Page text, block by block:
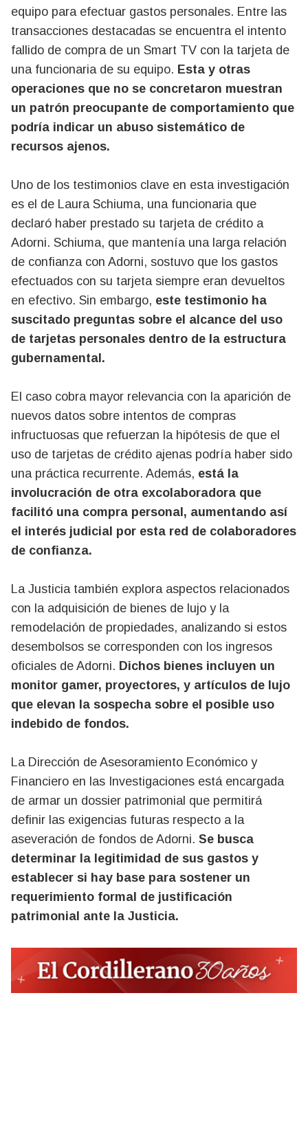
equipo para efectuar gastos personales. Entre las
transacciones destacadas se encuentra el intento
fallido de compra de un Smart TV con la tarjeta de
una funcionaria de su equipo. Esta y otras
operaciones que no se concretaron muestran
un patrón preocupante de comportamiento que
podría indicar un abuso sistemático de
recursos ajenos.
Uno de los testimonios clave en esta investigación
es el de Laura Schiuma, una funcionaria que
declaró haber prestado su tarjeta de crédito a
Adorni. Schiuma, que mantenía una larga relación
de confianza con Adorni, sostuvo que los gastos
efectuados con su tarjeta siempre eran devueltos
en efectivo. Sin embargo, este testimonio ha
suscitado preguntas sobre el alcance del uso
de tarjetas personales dentro de la estructura
gubernamental.
El caso cobra mayor relevancia con la aparición de
nuevos datos sobre intentos de compras
infructuosas que refuerzan la hipótesis de que el
uso de tarjetas de crédito ajenas podría haber sido
una práctica recurrente. Además, está la
involucración de otra excolaboradora que
facilitó una compra personal, aumentando así
el interés judicial por esta red de colaboradores
de confianza.
La Justicia también explora aspectos relacionados
con la adquisición de bienes de lujo y la
remodelación de propiedades, analizando si estos
desembolsos se corresponden con los ingresos
oficiales de Adorni. Dichos bienes incluyen un
monitor gamer, proyectores, y artículos de lujo
que elevan la sospecha sobre el posible uso
indebido de fondos.
La Dirección de Asesoramiento Económico y
Financiero en las Investigaciones está encargada
de armar un dossier patrimonial que permitirá
definir las exigencias futuras respecto a la
aseveración de fondos de Adorni. Se busca
determinar la legitimidad de sus gastos y
establecer si hay base para sostener un
requerimiento formal de justificación
patrimonial ante la Justicia.